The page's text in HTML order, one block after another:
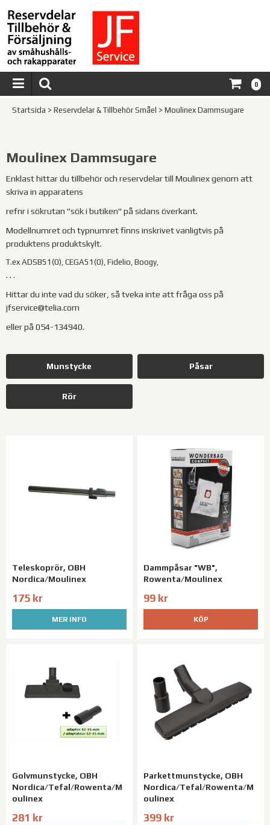
0
Startsida > Reservdelar & Tillbehör Småel > Moulinex Dammsugare
Moulinex Dammsugare
Enklast hittar du tillbehör och reservdelar till Moulinex genom att
skriva in apparatens
refnr i sökrutan "sök i butiken" på sidans överkant.
Modellnumret och typnumret finns inskrivet vanligtvis på
produktens produktskylt.
T.ex ADSB51(0), CEGA51(0), Fidelio, Boogy,
. . .
Hittar du inte vad du söker, så tveka inte att fråga oss på
jfservice@telia.com
eller på 054-134940.
Munstycke Påsar
Rör
Teleskoprör, OBH
Nordica/Moulinex
175 kr
MER INFO
Dammpåsar "WB",
Rowenta/Moulinex
99 kr
KÖP
Golvmunstycke, OBH
Nordica/Tefal/Rowenta/M
oulinex
281 kr
Parkettmunstycke, OBH
Nordica/Tefal/Rowenta/M
oulinex
399 kr